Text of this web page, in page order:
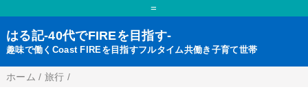
=
はる記-40代でFIREを目指す-
趣味で働くCoast FIREを目指すフルタイム共働き子育て世帯
ホーム / 旅行 /